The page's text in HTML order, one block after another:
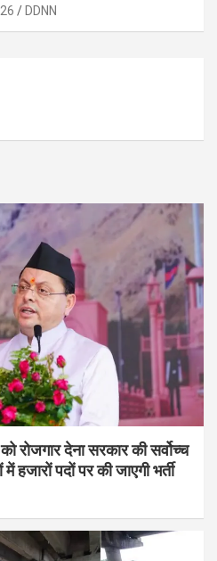
DDNN
रोजगार देना सरकार की सर्वोच्च
हजारों पदों पर की जाएगी भर्ती